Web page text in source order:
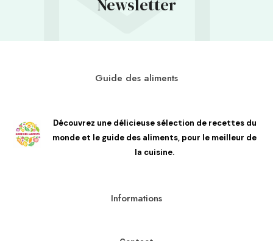
Newsletter
Guide des aliments
Découvrez une délicieuse sélection de recettes du
monde et le guide des aliments, pour le meilleur de
la cuisine.
Informations